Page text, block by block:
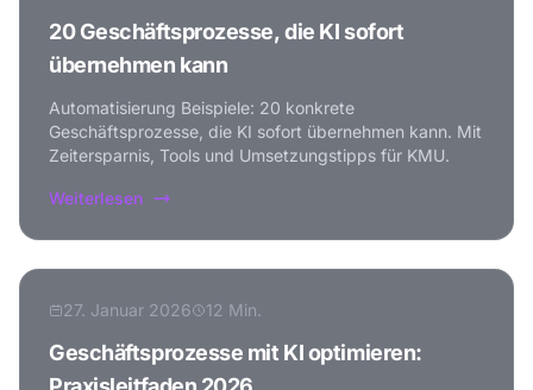
20 Geschäftsprozesse, die KI sofort
übernehmen kann
Automatisierung Beispiele: 20 konkrete
Geschäftsprozesse, die KI sofort übernehmen kann. Mit
Zeitersparnis, Tools und Umsetzungstipps für KMU.
Weiterlesen
27. Januar 2026 12 Min.
Geschäftsprozesse mit KI optimieren: